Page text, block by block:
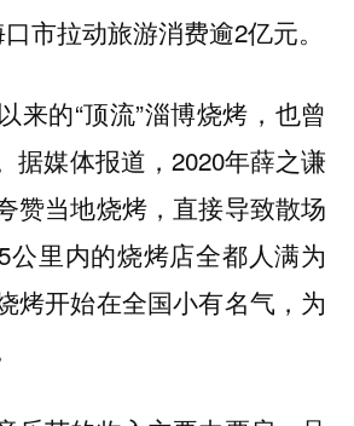
市拉动旅游消费逾2亿元。
来的“顶流”淄博烧烤，也曾
据媒体报道，2020年薛之谦
赞当地烧烤，直接导致散场
公里内的烧烤店全都人满为
烤开始在全国小有名气，为